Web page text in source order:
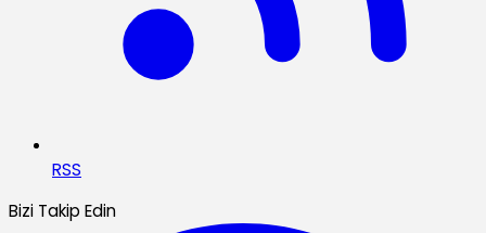
RSS
Bizi Takip Edin